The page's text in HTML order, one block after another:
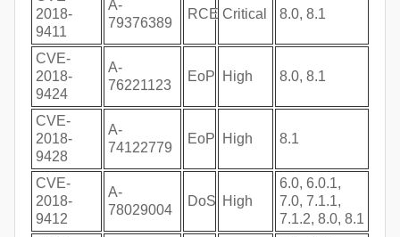
2018-
9411
A-
79376389
RCE Critical 8.0, 8.1
CVE-
2018-
9424
A-
76221123
EoP High 8.0, 8.1
CVE-
2018-
9428
A-
74122779
EoP High 8.1
CVE-
2018-
9412
A-
78029004
DoS High
6.0, 6.0.1,
7.0, 7.1.1,
7.1.2, 8.0, 8.1